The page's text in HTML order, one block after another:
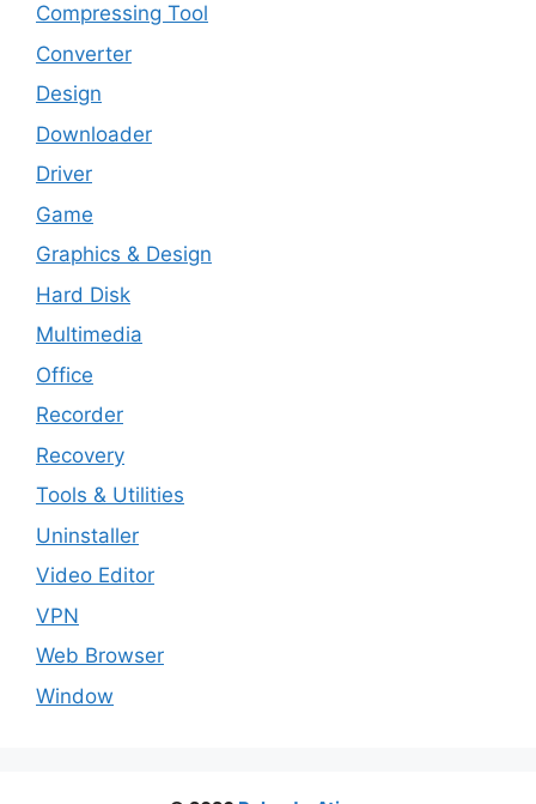
Compressing Tool
Converter
Design
Downloader
Driver
Game
Graphics & Design
Hard Disk
Multimedia
Office
Recorder
Recovery
Tools & Utilities
Uninstaller
Video Editor
VPN
Web Browser
Window